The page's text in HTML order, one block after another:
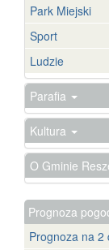
Park Miejski
Sport
Ludzie
Parafia
Kultura
O Gminie
Prognoza
Prognoza na 2